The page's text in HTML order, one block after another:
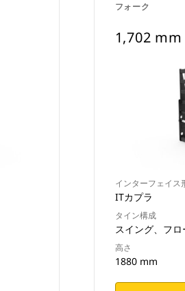
フォーク
1,702 mm
インターフェイス
ITカプラ
タイン構成
スイング、フ
高さ
1880 mm